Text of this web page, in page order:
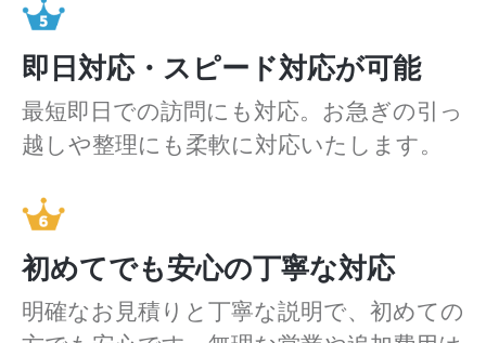
即日対応・スピード対応が可能
最短即日での訪問にも対応。お急ぎの引っ
越しや整理にも柔軟に対応いたします。
初めてでも安心の丁寧な対応
明確なお見積りと丁寧な説明で、初めての